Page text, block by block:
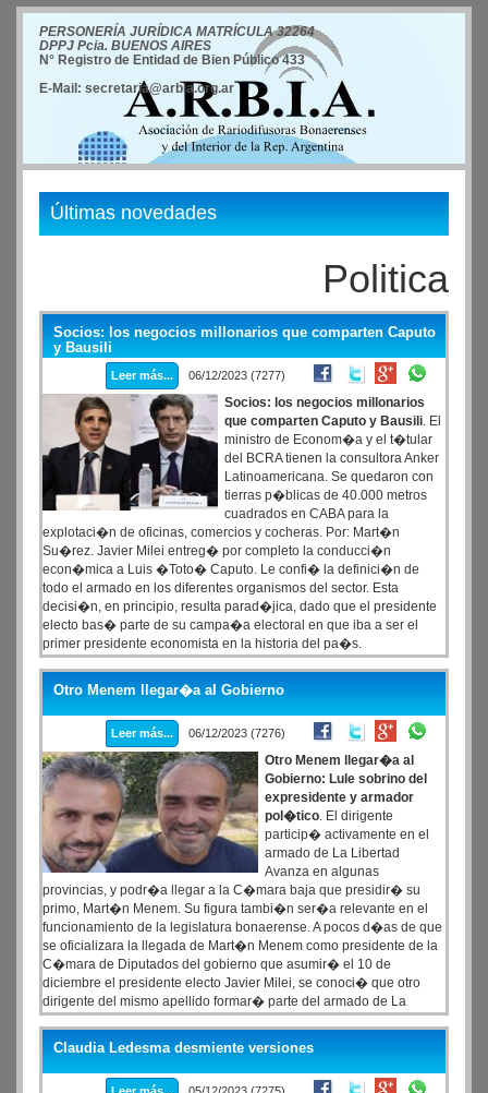
PERSONERÍA JURÍDICA MATRÍCULA 32264
DPPJ Pcia. BUENOS AIRES
N° Registro de Entidad de Bien Público 433
E-Mail: secretaria@arbia.org.ar
Últimas novedades
Politica
Socios: los negocios millonarios que comparten Caputo
y Bausili
Leer más... 06/12/2023 (7277)
Socios: los negocios millonarios
que comparten Caputo y Bausili. El
ministro de Econom�a y el t�tular
del BCRA tienen la consultora Anker
Latinoamericana. Se quedaron con
tierras p�blicas de 40.000 metros
cuadrados en CABA para la
explotaci�n de oficinas, comercios y cocheras. Por: Mart�n
Su�rez. Javier Milei entreg� por completo la conducci�n
econ�mica a Luis �Toto� Caputo. Le confi� la definici�n de
todo el armado en los diferentes organismos del sector. Esta
decisi�n, en principio, resulta parad�jica, dado que el presidente
electo bas� parte de su campa�a electoral en que iba a ser el
primer presidente economista en la historia del pa�s.
Otro Menem llegar�a al Gobierno
Leer más... 06/12/2023 (7276)
Otro Menem llegar�a al
Gobierno: Lule sobrino del
expresidente y armador
pol�tico. El dirigente
particip� activamente en el
armado de La Libertad
Avanza en algunas
provincias, y podr�a llegar a la C�mara baja que presidir� su
primo, Mart�n Menem. Su figura tambi�n ser�a relevante en el
funcionamiento de la legislatura bonaerense. A pocos d�as de que
se oficializara la llegada de Mart�n Menem como presidente de la
C�mara de Diputados del gobierno que asumir� el 10 de
diciembre el presidente electo Javier Milei, se conoci� que otro
dirigente del mismo apellido formar� parte del armado de La
Libertad Avanza: se trata de Eduardo �Lule� Menem. Es sobrino
del expresidente de la Naci�n, hijo de Munir Menem, quien
durante los a�os '90 fue funcionario de Carlos Menem y embajador
argentino en Siria, Lule es sobrino de Eduardo Menem, padre de
Claudia Ledesma desmiente versiones